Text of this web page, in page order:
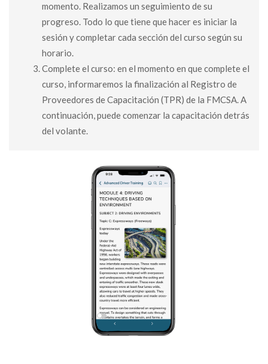
momento. Realizamos un seguimiento de su
progreso. Todo lo que tiene que hacer es iniciar la
sesión y completar cada sección del curso según su
horario.
Complete el curso: en el momento en que complete el
curso, informaremos la finalización al Registro de
Proveedores de Capacitación (TPR) de la FMCSA. A
continuación, puede comenzar la capacitación detrás
del volante.